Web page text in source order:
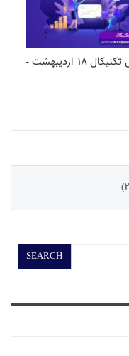
تحلیل تکنیکال 18 اردیبهشت -
SEARCH